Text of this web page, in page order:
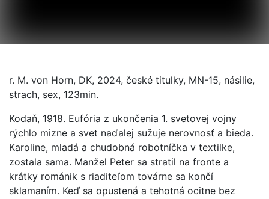
r. M. von Horn, DK, 2024, české titulky, MN-15, násilie,
strach, sex, 123min.
Kodaň, 1918. Eufória z ukončenia 1. svetovej vojny
rýchlo mizne a svet naďalej sužuje nerovnosť a bieda.
Karoline, mladá a chudobná robotníčka v textilke,
zostala sama. Manžel Peter sa stratil na fronte a
krátky románik s riaditeľom továrne sa končí
sklamaním. Keď sa opustená a tehotná ocitne bez